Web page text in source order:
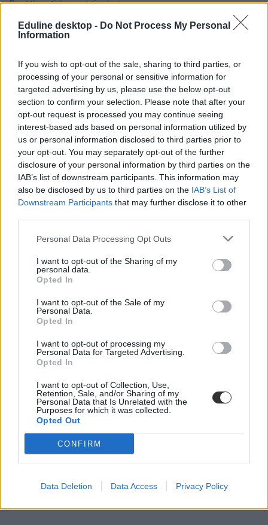
Eduline desktop - Do Not Process My Personal
Information
If you wish to opt-out of the sale, sharing to third parties, or
processing of your personal or sensitive information for
targeted advertising by us, please use the below opt-out
section to confirm your selection. Please note that after your
opt-out request is processed you may continue seeing
interest-based ads based on personal information utilized by
us or personal information disclosed to third parties prior to
your opt-out. You may separately opt-out of the further
disclosure of your personal information by third parties on the
IAB’s list of downstream participants. This information may
also be disclosed by us to third parties on the IAB’s List of
Downstream Participants that may further disclose it to other
Personal Data Processing Opt Outs
I want to opt-out of the Sharing of my
personal data.
Opted In
I want to opt-out of the Sale of my
Personal Data.
Opted In
I want to opt-out of processing my
Personal Data for Targeted Advertising.
Opted In
I want to opt-out of Collection, Use,
Retention, Sale, and/or Sharing of my
Personal Data that Is Unrelated with the
Purposes for which it was collected.
Opted Out
CONFIRM
Data Deletion Data Access Privacy Policy
tanár
diák
alkalmazás
digitális tanítás
online tanulás
app
belföld
digitális tanulás